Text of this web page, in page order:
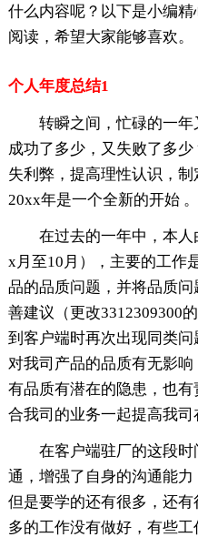
什么内容呢？以下是小编
阅读，希望大家能够喜欢。
个人年度总结1
转瞬之间，忙碌的一
成功了多少，又失败了多
失利弊，提高理性认识，制
20xx年是一个全新的开始 。
在过去的一年中，本
x月至10月），主要的工作
品的品质问题，并将品质
善建议（更改3312309300
到客户端时再次出现同类
对我司产品的品质有无影
有品质有潜在的隐患，也
合我司的业务一起提高我司
在客户端驻厂的这段
通，增强了自身的沟通能力
但是要学的还有很多，还
多的工作没有做好，有些